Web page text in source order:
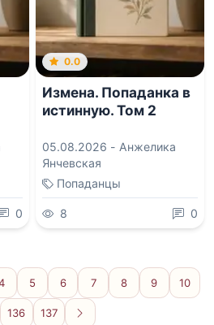
0
0.0
Измена. Попаданка в
истинную. Том 2
05.08.2026 - Анжелика
Янчевская
Попаданцы
8 0
5 6 7 8 9 10
136 137 Вперёд